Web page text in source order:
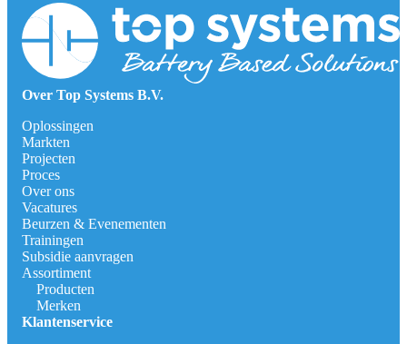
Over Top Systems B.V.
Oplossingen
Markten
Projecten
Proces
Over ons
Vacatures
Beurzen & Evenementen
Trainingen
Subsidie aanvragen
Assortiment
Producten
Merken
Klantenservice